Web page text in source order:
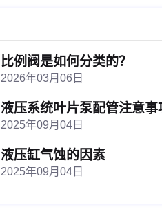
比例阀是如何分类的？
2026年03月06日
液压系统叶片泵配管注意事
2025年09月04日
液压缸气蚀的因素
2025年09月04日